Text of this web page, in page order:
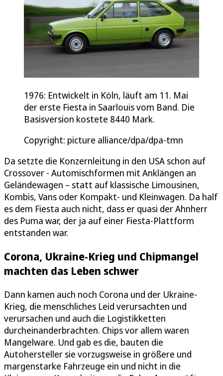
1976: Entwickelt in Köln, läuft am 11. Mai
der erste Fiesta in Saarlouis vom Band. Die
Basisversion kostete 8440 Mark.
Copyright: picture alliance/dpa/dpa-tmn
Da setzte die Konzernleitung in den USA schon auf
Crossover - Automischformen mit Anklängen an
Geländewagen – statt auf klassische Limousinen,
Kombis, Vans oder Kompakt- und Kleinwagen. Da half
es dem Fiesta auch nicht, dass er quasi der Ahnherr
des Puma war, der ja auf einer Fiesta-Plattform
entstanden war.
Corona, Ukraine-Krieg und Chipmangel
machten das Leben schwer
Dann kamen auch noch Corona und der Ukraine-
Krieg, die menschliches Leid verursachten und
verursachen und auch die Logistikketten
durcheinanderbrachten. Chips vor allem waren
Mangelware. Und gab es die, bauten die
Autohersteller sie vorzugsweise in größere und
margenstarke Fahrzeuge ein und nicht in die